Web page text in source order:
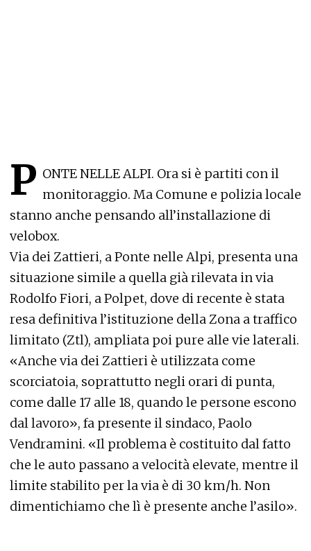
P ONTE NELLE ALPI. Ora si è partiti con il
monitoraggio. Ma Comune e polizia locale
stanno anche pensando all’installazione di
velobox.
Via dei Zattieri, a Ponte nelle Alpi, presenta una
situazione simile a quella già rilevata in via
Rodolfo Fiori, a Polpet, dove di recente è stata
resa definitiva l’istituzione della Zona a traffico
limitato (Ztl), ampliata poi pure alle vie laterali.
«Anche via dei Zattieri è utilizzata come
scorciatoia, soprattutto negli orari di punta,
come dalle 17 alle 18, quando le persone escono
dal lavoro», fa presente il sindaco, Paolo
Vendramini. «Il problema è costituito dal fatto
che le auto passano a velocità elevate, mentre il
limite stabilito per la via è di 30 km/h. Non
dimentichiamo che lì è presente anche l’asilo».